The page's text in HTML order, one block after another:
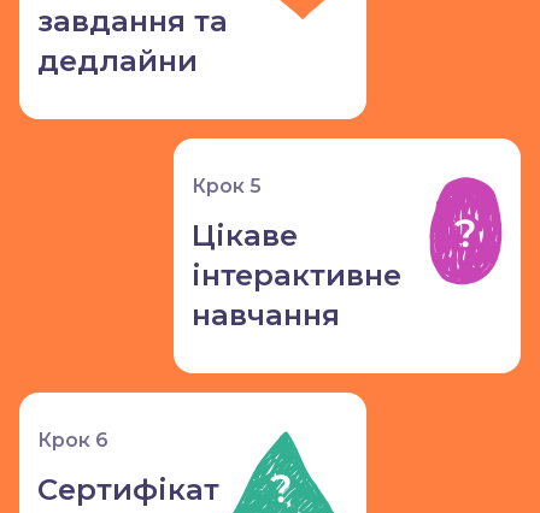
завдання та
дедлайни
Крок 5
Цікаве
інтерактивне
навчання
Крок 6
Сертифікат